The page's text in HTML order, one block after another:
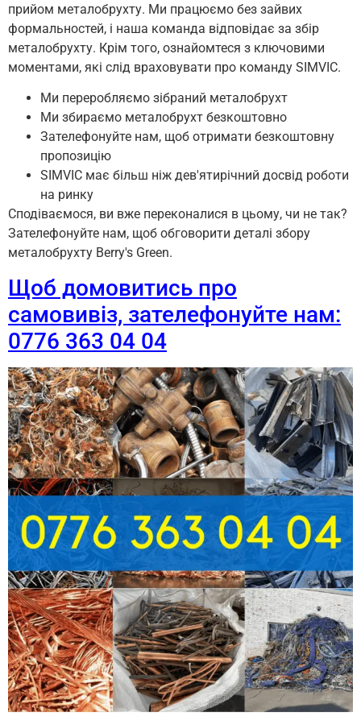
прийом металобрухту. Ми працюємо без зайвих
формальностей, і наша команда відповідає за збір
металобрухту. Крім того, ознайомтеся з ключовими
моментами, які слід враховувати про команду SIMVIC.
Ми переробляємо зібраний металобрухт
Ми збираємо металобрухт безкоштовно
Зателефонуйте нам, щоб отримати безкоштовну
пропозицію
SIMVIC має більш ніж дев'ятирічний досвід роботи
на ринку
Сподіваємося, ви вже переконалися в цьому, чи не так?
Зателефонуйте нам, щоб обговорити деталі збору
металобрухту Berry's Green.
Щоб домовитись про
самовивіз, зателефонуйте нам:
0776 363 04 04